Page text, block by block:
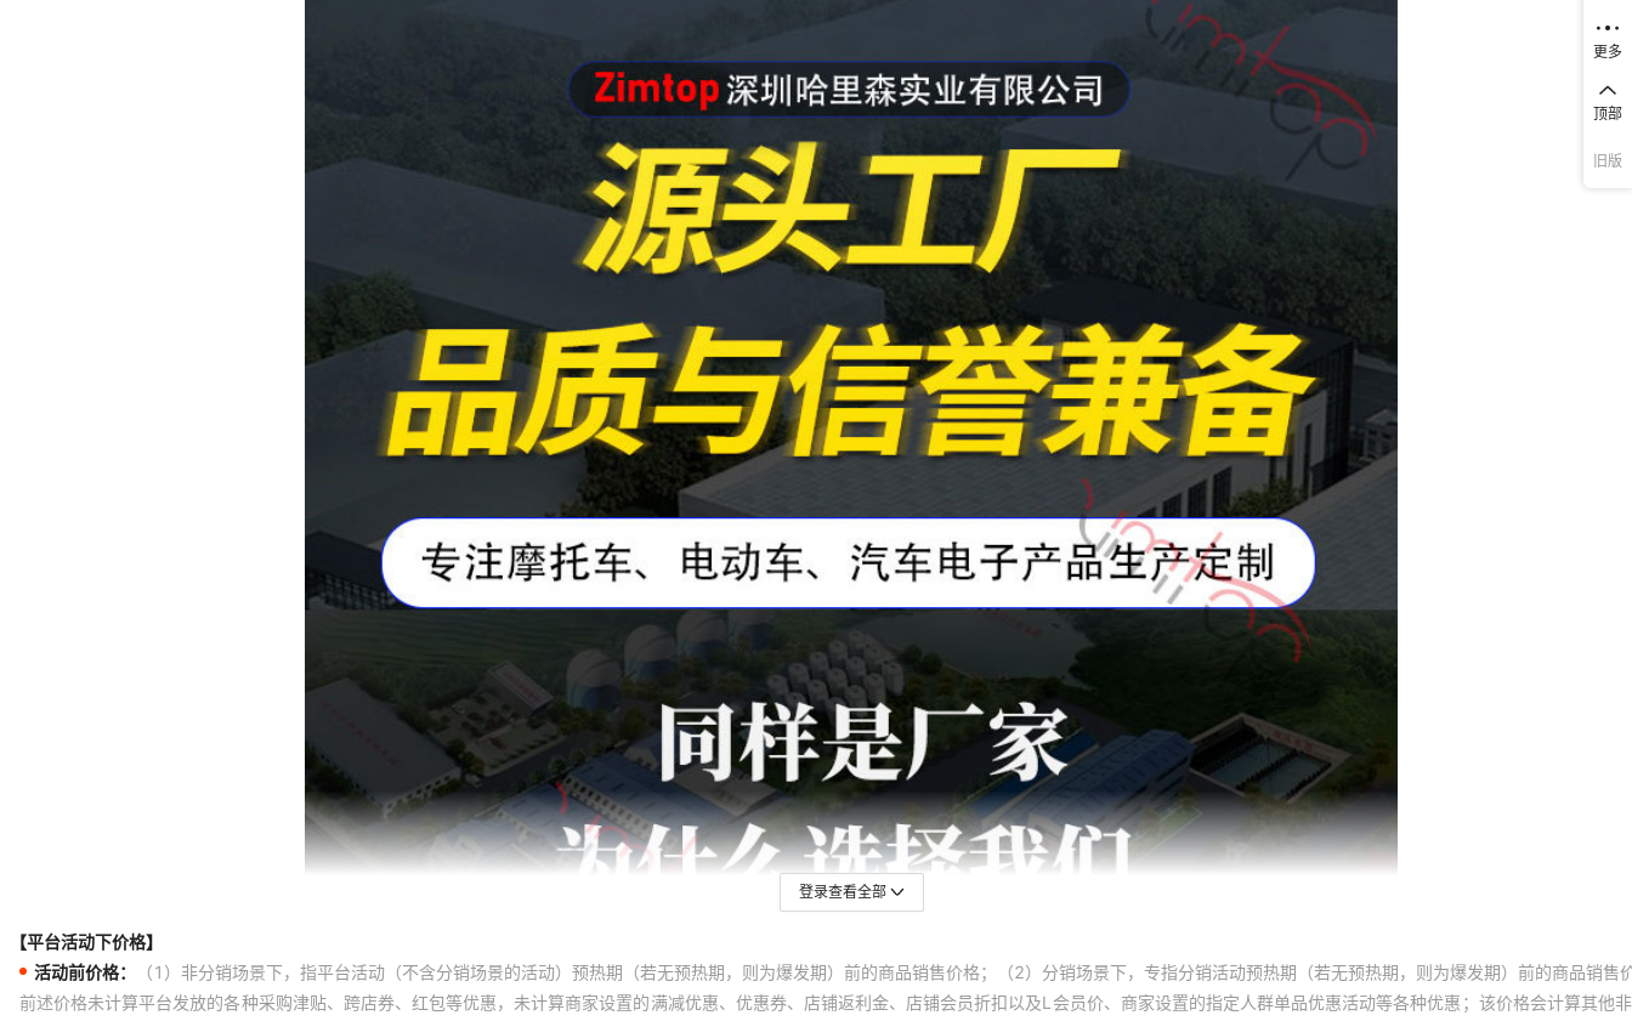
登录查看全部
【平台活动下价格】
活动前价格：
（1）非分销场景下，指平台活动（不含分销场景的活动）预热期（若无预热期，则为爆发期）前的商品销售价格；（2）分销场景下，专指分销活动预热期（若无预热期，则为爆发期）前的商品销售
前述价格未计算平台发放的各种采购津贴、跨店券、红包等优惠，未计算商家设置的满减优惠、优惠券、店铺返利金、店铺会员折扣以及L会员价、商家设置的指定人群单品优惠活动等各种优惠；该价格会计算其他
更多
顶部
旧版